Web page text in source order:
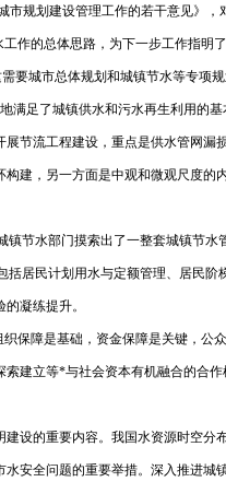
规划建设管理工作的若干意见》
作的总体思路，为下一步工作
要城市总体规划和城镇节水等专
足了城镇供水和污水再生利用的
节流工程建设，重点是供水管网
建，另一方面是中观和微观尺度
镇节水部门摸索出了一整套城镇
居民计划用水与定额管理、居民
凝练提升。
织保障是基础，资金保障是关键，
建立等*与社会资本有机融合的合作
设的重要内容。我国水资源时空
安全问题的重要举措。深入推进